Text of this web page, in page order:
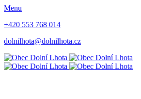
Menu
+420 553 768 014
dolnilhota@dolnilhota.cz